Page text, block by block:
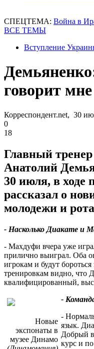
СПЕЦТЕМА: Война в
ВСЕ ТЕМЫ
Вступление
говорит
Корреспондент.net, 30
0
18
Главный
Анатолий
30 июля, в ходе
рассказал о
молодежи и
- Насколько Диакате и
- Махдуфи вчера уже
прилично выиграл. Оба
игрокам и будут
тренировкам видно, что
квалифицированный,
Новые
экспонаты в
музее Динамо
-
-
язык.
Добрый
курс и